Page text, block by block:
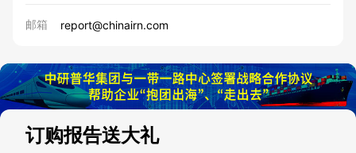
邮箱 report@chinairn.com
订购报告送大礼